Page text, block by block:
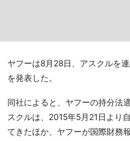
ヤフーは8月28日、アスクルを
を発表した。
同社によると、ヤフーの持分法
スクルは、2015年5月21日より
てきたほか、ヤフーが国際財務